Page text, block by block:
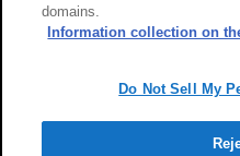
サイトのご利用
domains.
Information collection on
Do Not Sell My